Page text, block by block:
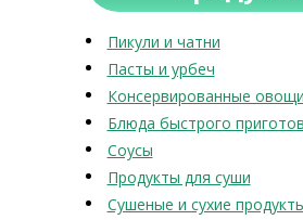
Пикули и чатни
Пасты и урбеч
Консервированные
Блюда быстрого
Соусы
Продукты для суши
Сушеные и сухие